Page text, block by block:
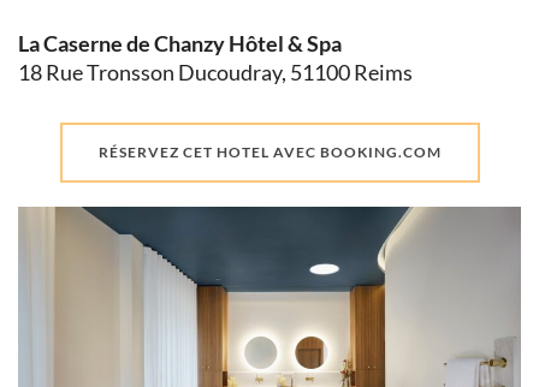
La Caserne de Chanzy Hôtel & Spa
18 Rue Tronsson Ducoudray, 51100 Reims
RÉSERVEZ CET HOTEL AVEC BOOKING.COM